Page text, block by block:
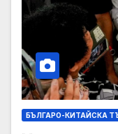
БЪЛГАРО-КИТАЙСКА